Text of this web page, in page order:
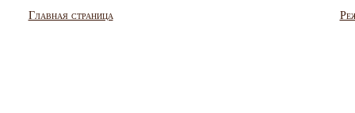
Главная страница